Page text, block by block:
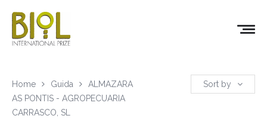
Home Guida
ALMAZARA
AS PONTIS - AGROPECUARIA
CARRASCO, SL
Sort by